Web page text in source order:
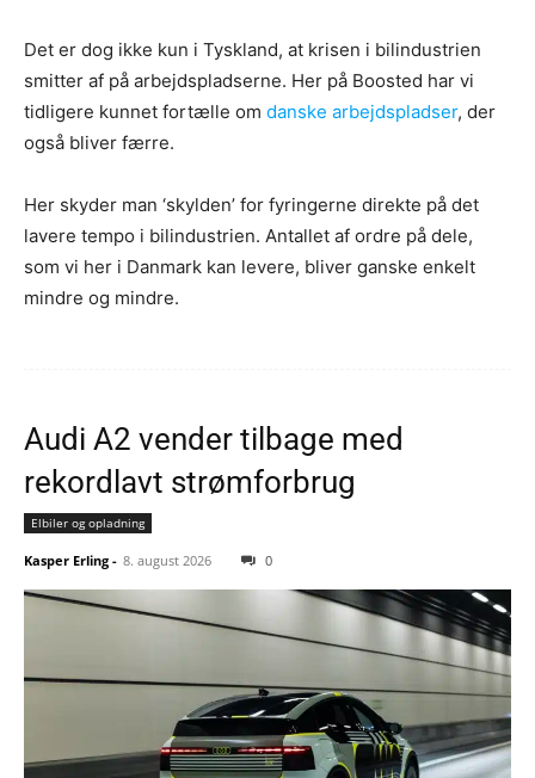
Det er dog ikke kun i Tyskland, at krisen i bilindustrien
smitter af på arbejdspladserne. Her på Boosted har vi
tidligere kunnet fortælle om danske arbejdspladser, der
også bliver færre.
Her skyder man ‘skylden’ for fyringerne direkte på det
lavere tempo i bilindustrien. Antallet af ordre på dele,
som vi her i Danmark kan levere, bliver ganske enkelt
mindre og mindre.
Audi A2 vender tilbage med
rekordlavt strømforbrug
Elbiler og opladning
Kasper Erling - 8. august 2026 0